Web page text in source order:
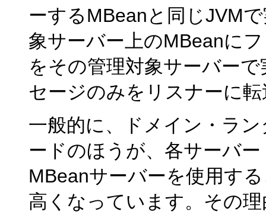
ーするMBeanと同じJVM
象サーバー上のMBeanに
をその管理対象サーバー
セージのみをリスナーに
一般的に、ドメイン・ラ
ードのほうが、各サーバ
MBeanサーバーを使用す
高くなっています。その